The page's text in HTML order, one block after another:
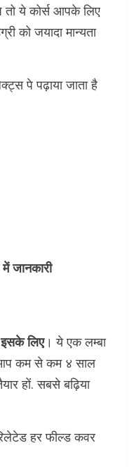
तो ये कोर्स आपके लिए
को जयादा मान्यता
पे पढ़ाया जाता है
जानकारी
लिए। ये एक लम्बा
आप कम से कम ४ साल
हों. सबसे बढ़िया
हर फील्ड कवर